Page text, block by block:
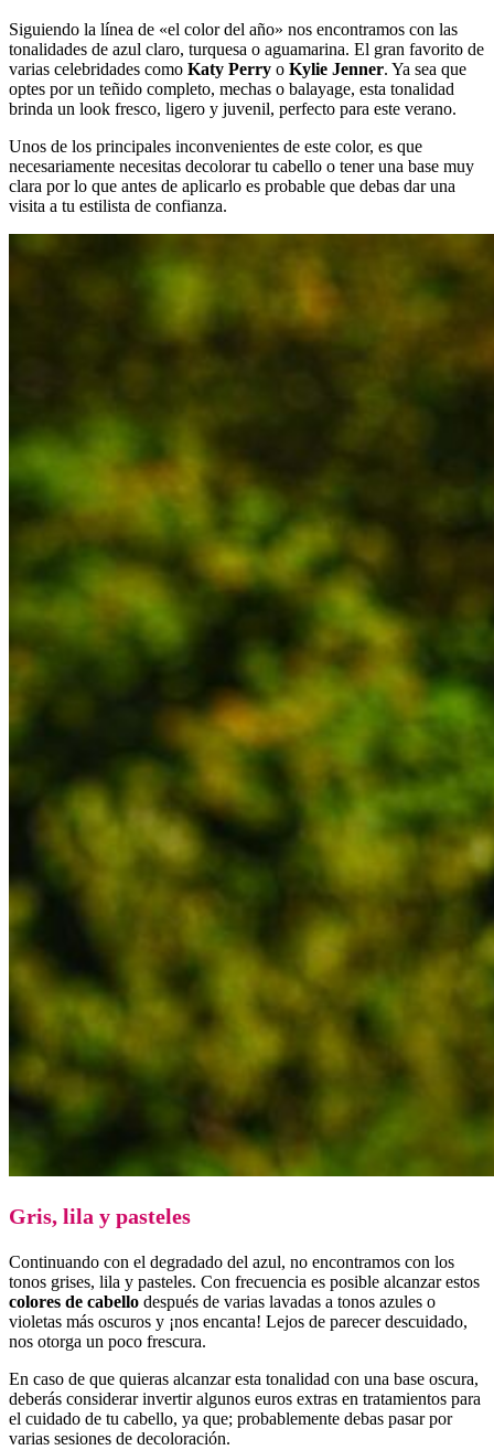
Siguiendo la línea de «el color del año» nos encontramos con las
tonalidades de azul claro, turquesa o aguamarina. El gran favorito de
varias celebridades como Katy Perry o Kylie Jenner. Ya sea que
optes por un teñido completo, mechas o balayage, esta tonalidad
brinda un look fresco, ligero y juvenil, perfecto para este verano.
Unos de los principales inconvenientes de este color, es que
necesariamente necesitas decolorar tu cabello o tener una base muy
clara por lo que antes de aplicarlo es probable que debas dar una
visita a tu estilista de confianza.
Gris, lila y pasteles
Continuando con el degradado del azul, no encontramos con los
tonos grises, lila y pasteles. Con frecuencia es posible alcanzar estos
colores de cabello después de varias lavadas a tonos azules o
violetas más oscuros y ¡nos encanta! Lejos de parecer descuidado,
nos otorga un poco frescura.
En caso de que quieras alcanzar esta tonalidad con una base oscura,
deberás considerar invertir algunos euros extras en tratamientos para
el cuidado de tu cabello, ya que; probablemente debas pasar por
varias sesiones de decoloración.